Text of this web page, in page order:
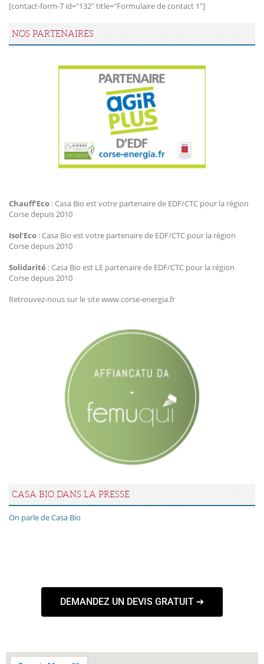
[contact-form-7 id="132" title="Formulaire de contact 1"]
NOS PARTENAIRES
Chauff’Eco : Casa Bio est votre partenaire de EDF/CTC pour la région
Corse depuis 2010
Isol’Eco : Casa Bio est votre partenaire de EDF/CTC pour la région
Corse depuis 2010
Solidarité : Casa Bio est LE partenaire de EDF/CTC pour la région
Corse depuis 2010
Retrouvez-nous sur le site www.corse-energia.fr
CASA BIO DANS LA PRESSE
On parle de Casa Bio
DEMANDEZ UN DEVIS GRATUIT ➔